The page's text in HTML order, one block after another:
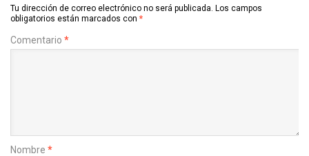
Tu dirección de correo electrónico no será publicada. Los campos
obligatorios están marcados con *
Comentario *
Nombre *